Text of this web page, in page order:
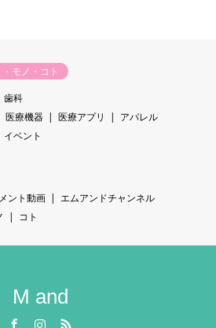
モノ・コト
歯科
医療機器 医療アプリ
アパレル
イベント
ント動画
エムアンドチャンネル
コト
M and